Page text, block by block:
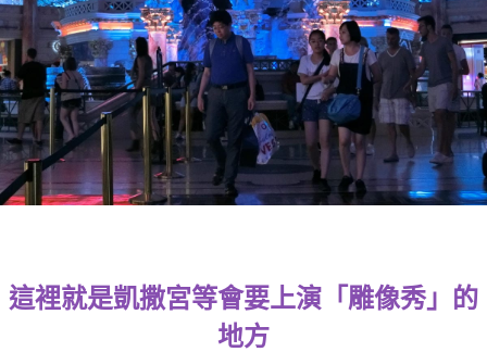
這裡就是凱撒宮等會要上演「雕像秀」的
地方